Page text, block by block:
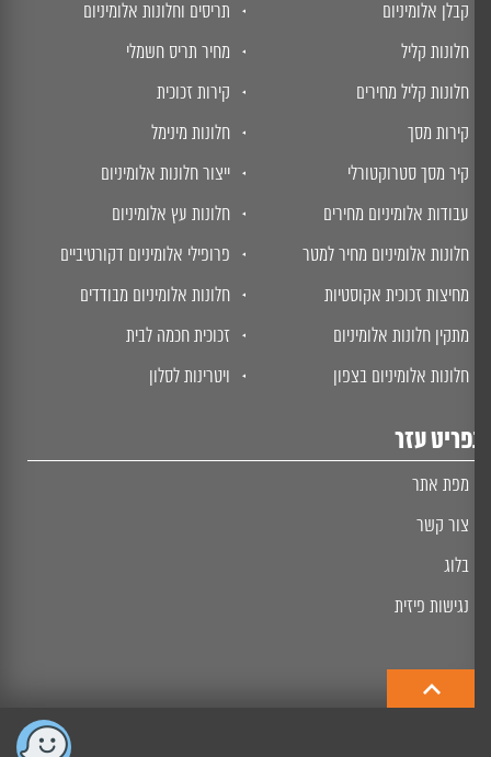
קבלן אלומיניום
חלונות קליל
חלונות קליל מחירים
קירות מסך
קיר מסך סטרוקטורלי
עבודות אלומיניום מחירים
חלונות אלומיניום מחיר למטר
מחיצות זכוכית אקוסטיות
מתקין חלונות אלומיניום
חלונות אלומיניום בצפון
תריסים וחלונות אלומיניום
מחיר תריס חשמלי
קירות זכוכית
חלונות מינימל
ייצור חלונות אלומיניום
חלונות עץ אלומיניום
פרופילי אלומיניום דקורטיביים
חלונות אלומיניום מבודדים
זכוכית חכמה לבית
ויטרינות לסלון
עזר
מפת אתר
צור קשר
בלוג
נגישות פיזית